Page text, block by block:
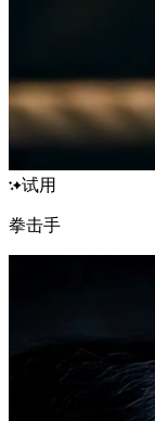
试用
拳击手